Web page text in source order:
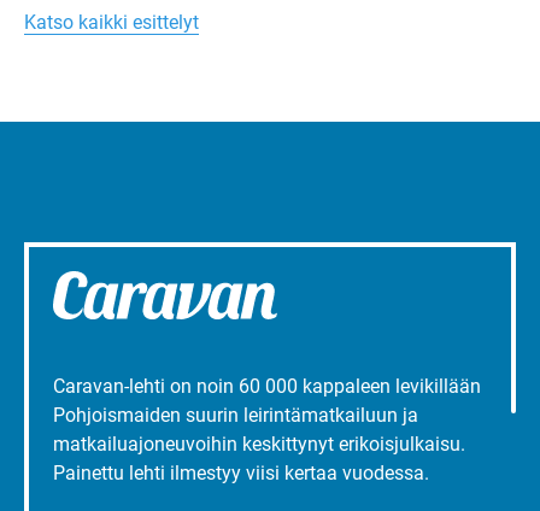
Turun
liepeillä
Katso kaikki esittelyt
Caravan-lehti on noin 60 000 kappaleen levikillään
Pohjoismaiden suurin leirintämatkailuun ja
matkailuajoneuvoihin keskittynyt erikoisjulkaisu.
Painettu lehti ilmestyy viisi kertaa vuodessa.